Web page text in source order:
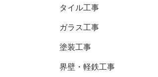
タイル工事
ガラス工事
塗装工事
界壁・軽鉄工事